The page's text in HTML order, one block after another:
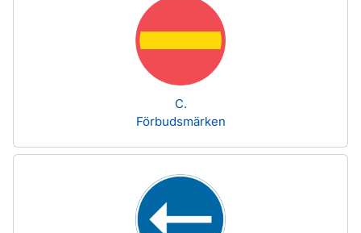
C.
Förbudsmärken